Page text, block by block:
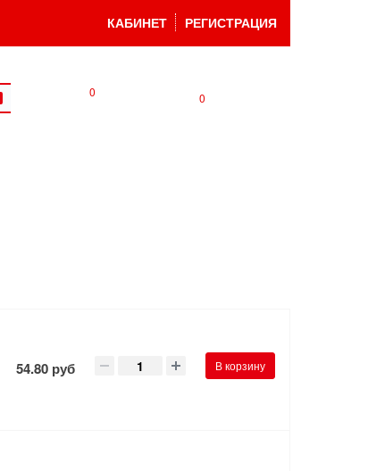
КАБИНЕТ РЕГИСТРАЦИЯ
0 0
54.80 руб В корзину